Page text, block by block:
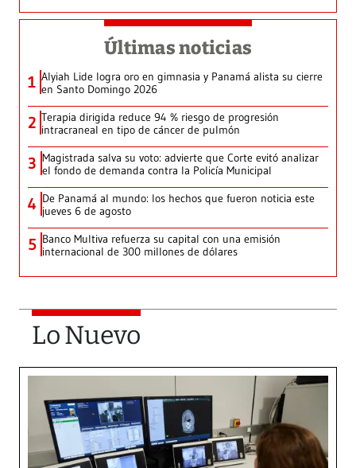
Últimas noticias
1 Alyiah Lide logra oro en gimnasia y Panamá alista su cierre
en Santo Domingo 2026
2 Terapia dirigida reduce 94 % riesgo de progresión
intracraneal en tipo de cáncer de pulmón
3 Magistrada salva su voto: advierte que Corte evitó analizar
el fondo de demanda contra la Policía Municipal
4 De Panamá al mundo: los hechos que fueron noticia este
jueves 6 de agosto
5 Banco Multiva refuerza su capital con una emisión
internacional de 300 millones de dólares
Lo Nuevo